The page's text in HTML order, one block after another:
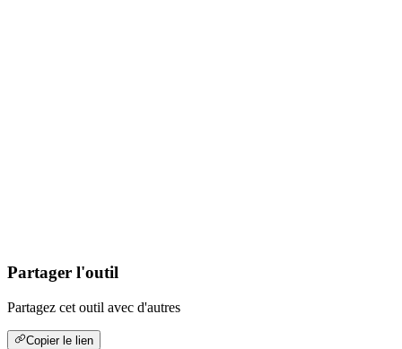
Partager l'outil
Partagez cet outil avec d'autres
Copier le lien